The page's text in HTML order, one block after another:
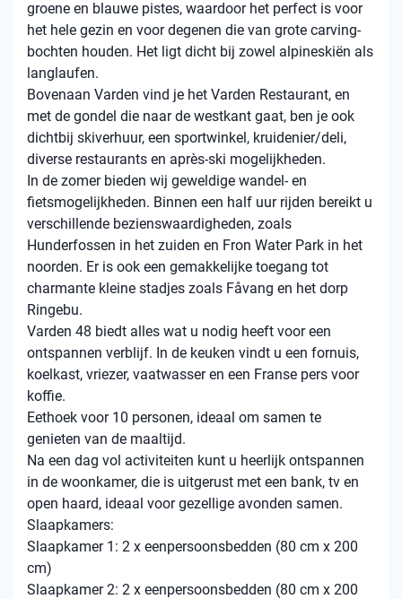
groene en blauwe pistes, waardoor het perfect is voor
het hele gezin en voor degenen die van grote carving-
bochten houden. Het ligt dicht bij zowel alpineskiën als
langlaufen.
Bovenaan Varden vind je het Varden Restaurant, en
met de gondel die naar de westkant gaat, ben je ook
dichtbij skiverhuur, een sportwinkel, kruidenier/deli,
diverse restaurants en après-ski mogelijkheden.
In de zomer bieden wij geweldige wandel- en
fietsmogelijkheden. Binnen een half uur rijden bereikt u
verschillende bezienswaardigheden, zoals
Hunderfossen in het zuiden en Fron Water Park in het
noorden. Er is ook een gemakkelijke toegang tot
charmante kleine stadjes zoals Fåvang en het dorp
Ringebu.
Varden 48 biedt alles wat u nodig heeft voor een
ontspannen verblijf. In de keuken vindt u een fornuis,
koelkast, vriezer, vaatwasser en een Franse pers voor
koffie.
Eethoek voor 10 personen, ideaal om samen te
genieten van de maaltijd.
Na een dag vol activiteiten kunt u heerlijk ontspannen
in de woonkamer, die is uitgerust met een bank, tv en
open haard, ideaal voor gezellige avonden samen.
Slaapkamers:
Slaapkamer 1: 2 x eenpersoonsbedden (80 cm x 200
cm)
Slaapkamer 2: 2 x eenpersoonsbedden (80 cm x 200